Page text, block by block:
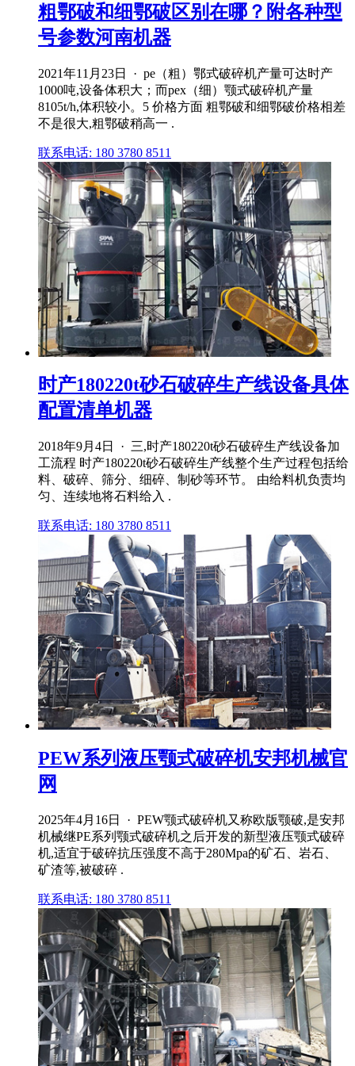
粗鄂破和细鄂破区别在哪？附各种型
号参数河南机器
2021年11月23日 · pe（粗）鄂式破碎机产量可达时产
1000吨,设备体积大；而pex（细）颚式破碎机产量
8105t/h,体积较小。5 价格方面 粗鄂破和细鄂破价格相差
不是很大,粗鄂破稍高一 .
联系电话: 180 3780 8511
时产180220t砂石破碎生产线设备具体
配置清单机器
2018年9月4日 · 三,时产180220t砂石破碎生产线设备加
工流程 时产180220t砂石破碎生产线整个生产过程包括给
料、破碎、筛分、细碎、制砂等环节。 由给料机负责均
匀、连续地将石料给入 .
联系电话: 180 3780 8511
PEW系列液压颚式破碎机安邦机械官
网
2025年4月16日 · PEW颚式破碎机又称欧版颚破,是安邦
机械继PE系列颚式破碎机之后开发的新型液压颚式破碎
机,适宜于破碎抗压强度不高于280Mpa的矿石、岩石、
矿渣等,被破碎 .
联系电话: 180 3780 8511